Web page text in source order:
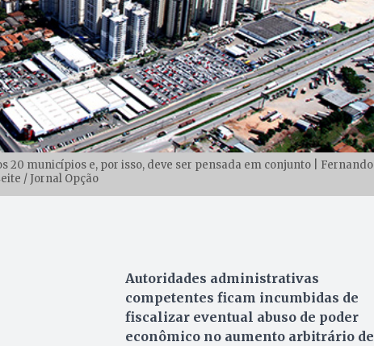
20 municípios e, por isso, deve ser pensada em conjunto | Fernando
/ Jornal Opção
Autoridades administrativas
competentes ficam incumbidas de
fiscalizar eventual abuso de poder
econômico no aumento arbitrário de